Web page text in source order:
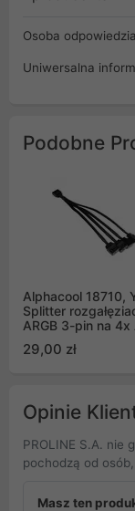
Osoba
Uniwersalna
Podobne
Alphacool 18710,
Splitter
ARGB 3-pin na 4x
29,00 zł
Opinie
PROLINE S.A. nie
pochodzą od
Masz ten